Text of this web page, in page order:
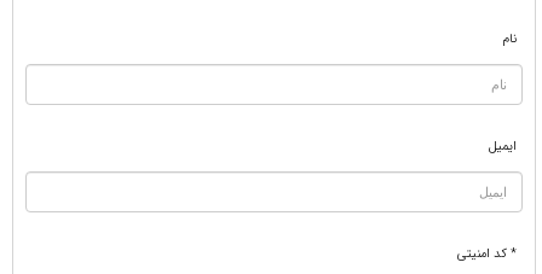
نام
ایمیل
* کد امنیتی